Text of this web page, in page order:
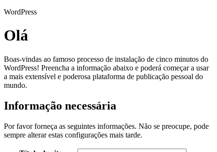
WordPress
Olá
Boas-vindas ao famoso processo de instalação de cinco minutos do
WordPress! Preencha a informação abaixo e poderá começar a usar
a mais extensível e poderosa plataforma de publicação pessoal do
mundo.
Informação necessária
Por favor forneça as seguintes informações. Não se preocupe, pode
sempre alterar estas configurações mais tarde.